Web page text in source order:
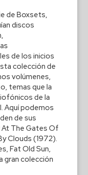
de Boxsets,
discos
de los inicios
colección de
volúmenes,
temas que la
de la
Aquí podemos
de sus
The Gates Of
Clouds (1972).
Fat Old Sun,
gran colección